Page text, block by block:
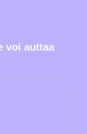
voi auttaa